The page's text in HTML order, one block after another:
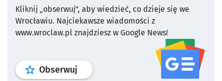
Kliknij „obserwuj”, aby wiedzieć, co dzieje się we
Wrocławiu. Najciekawsze wiadomości z
www.wroclaw.pl znajdziesz w Google News!
Obserwuj profil serwisu